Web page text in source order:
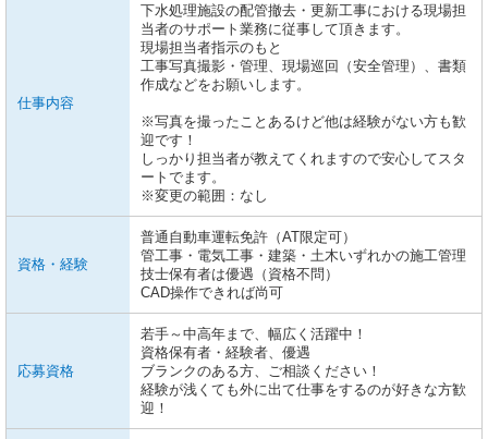
仕事内容
下水処理施設の配管撤去・更新工事における現場担
当者のサポート業務に従事して頂きます。
現場担当者指示のもと
工事写真撮影・管理、現場巡回（安全管理）、書類
作成などをお願いします。
※写真を撮ったことあるけど他は経験がない方も歓
迎です！
しっかり担当者が教えてくれますので安心してスタ
ートでます。
※変更の範囲：なし
資格・経験
普通自動車運転免許（AT限定可）
管工事・電気工事・建築・土木いずれかの施工管理
技士保有者は優遇（資格不問）
CAD操作できれば尚可
応募資格
若手～中高年まで、幅広く活躍中！
資格保有者・経験者、優遇
ブランクのある方、ご相談ください！
経験が浅くても外に出て仕事をするのが好きな方歓
迎！